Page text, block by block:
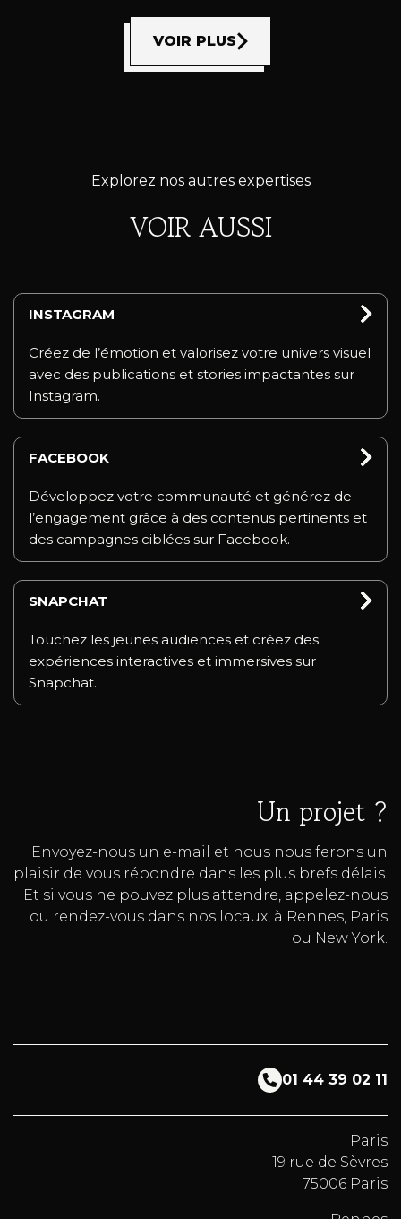
VOIR PLUS
Explorez nos autres expertises
VOIR AUSSI
INSTAGRAM
Créez de l’émotion et valorisez votre univers visuel
avec des publications et stories impactantes sur
Instagram.
FACEBOOK
Développez votre communauté et générez de
l’engagement grâce à des contenus pertinents et
des campagnes ciblées sur Facebook.
SNAPCHAT
Touchez les jeunes audiences et créez des
expériences interactives et immersives sur
Snapchat.
Un projet ?
Envoyez-nous un e-mail et nous nous ferons un
plaisir de vous répondre dans les plus brefs délais.
Et si vous ne pouvez plus attendre, appelez-nous
ou rendez-vous dans nos locaux, à Rennes, Paris
ou New York.
01 44 39 02 11
Paris
19 rue de Sèvres
75006 Paris